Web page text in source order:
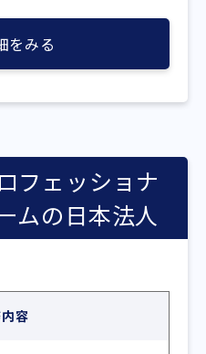
をみる
フェッショナ
ムの日本法人
容